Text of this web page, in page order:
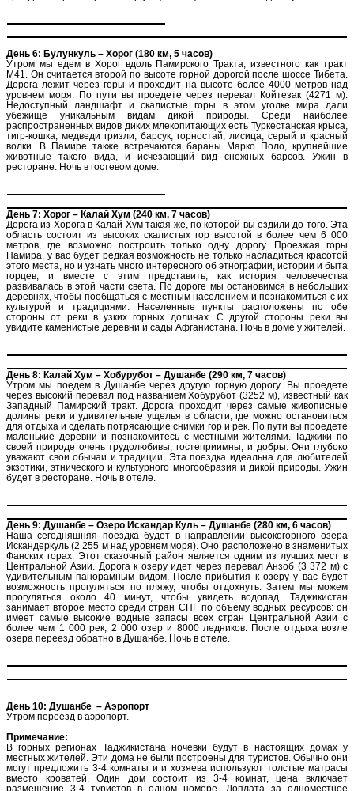
День 6: Булункуль – Хорог (180 км, 5 часов)
Утром мы едем в Хорог вдоль Памирского Тракта, известного как тракт
M41. Он считается второй по высоте горной дорогой после шоссе Тибета.
Дорога лежит через горы и проходит на высоте более 4000 метров над
уровнем моря. По пути вы проедете через перевал Койтезак (4271 м).
Недоступный ландшафт и скалистые горы в этом уголке мира дали
убежище уникальным видам дикой природы. Среди наиболее
распространенных видов диких млекопитающих есть Туркестанская крыса,
тигр-кошка, медведи гризли, барсук, горностай, лисица, серый и красный
волки. В Памире также встречаются бараны Марко Поло, крупнейшие
животные такого вида, и исчезающий вид снежных барсов. Ужин в
ресторане. Ночь в гостевом доме.
День 7: Хорог – Калай Хум (240 км, 7 часов)
Дорога из Хорога в Калай Хум такая же, по которой вы ездили до того. Эта
область состоит из высоких скалистых гор высотой в более чем 6 000
метров, где возможно построить только одну дорогу. Проезжая горы
Памира, у вас будет редкая возможность не только насладиться красотой
этого места, но и узнать много интересного об этнографии, истории и быта
горцев, и вместе с этим представить, как история человечества
развивалась в этой части света. По дороге мы остановимся в небольших
деревнях, чтобы пообщаться с местным населением и познакомиться с их
культурой и традициями. Населенные пункты расположены по обе
стороны от реки в узких горных долинах. С другой стороны реки вы
увидите каменистые деревни и сады Афганистана. Ночь в доме у жителей.
День 8: Калай Хум – Хобурубот – Душанбе (290 км, 7 часов)
Утром мы поедем в Душанбе через другую горную дорогу. Вы проедете
через высокий перевал под названием Хобурубот (3252 м), известный как
Западный Памирский тракт. Дорога проходит через самые живописные
долины реки и удивительные ущелья в области, где можно остановиться
для отдыха и сделать потрясающие снимки гор и рек. По пути вы проедете
маленькие деревни и познакомитесь с местными жителями. Таджики по
своей природе очень трудолюбивы, гостеприимны, и добры. Они глубоко
уважают свои обычаи и традиции. Эта поездка идеальна для любителей
экзотики, этнического и культурного многообразия и дикой природы. Ужин
будет в ресторане. Ночь в отеле.
День 9: Душанбе – Озеро Искандар Куль – Душанбе (280 км, 6 часов)
Наша сегодняшняя поездка будет в направлении высокогорного озера
Искандеркуль (2 255 м над уровнем моря). Оно расположено в знаменитых
Фанских горах. Этот сказочный район является одним из лучших мест в
Центральной Азии. Дорога к озеру идет через перевал Анзоб (3 372 м) с
удивительным панорамным видом. После прибытия к озеру у вас будет
возможность прогуляться по пляжу, чтобы отдохнуть. Затем мы можем
прогуляться около 40 минут, чтобы увидеть водопад. Таджикистан
занимает второе место среди стран СНГ по объему водных ресурсов: он
имеет самые высокие водные запасы всех стран Центральной Азии с
более чем 1 000 рек, 2 000 озер и 8000 ледников. После отдыха возле
озера переезд обратно в Душанбе. Ночь в отеле.
День 10: Душанбе – Аэропорт
Утром переезд в аэропорт.
Примечание:
В горных регионах Таджикистана ночевки будут в настоящих домах у
местных жителей. Эти дома не были построены для туристов. Обычно они
могут предложить 3-4 комнаты и и хозяева используют толстые матрасы
вместо кроватей. Один дом состоит из 3-4 комнат, цена включает
размещение 3-4 туристов в одном номере. Доплата за одноместное